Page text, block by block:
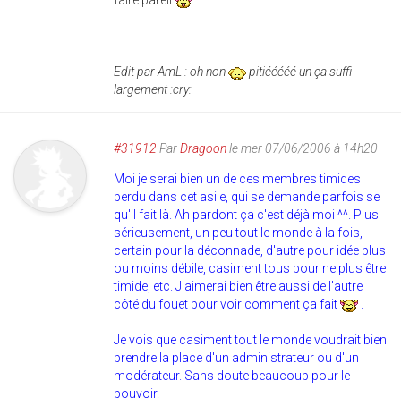
Edit par AmL : oh non
pitiééééé un ça suffi
largement :cry:
#31912 ParDragoonle mer 07/06/2006 à 14h20
Moi je serai bien un de ces membres timides
perdu dans cet asile, qui se demande parfois se
qu'il fait là. Ah pardont ça c'est déjà moi ^^. Plus
sérieusement, un peu tout le monde à la fois,
certain pour la déconnade, d'autre pour idée plus
ou moins débile, casiment tous pour ne plus être
timide, etc. J'aimerai bien être aussi de l'autre
côté du fouet pour voir comment ça fait
.
Je vois que casiment tout le monde voudrait bien
prendre la place d'un administrateur ou d'un
modérateur. Sans doute beaucoup pour le
pouvoir.